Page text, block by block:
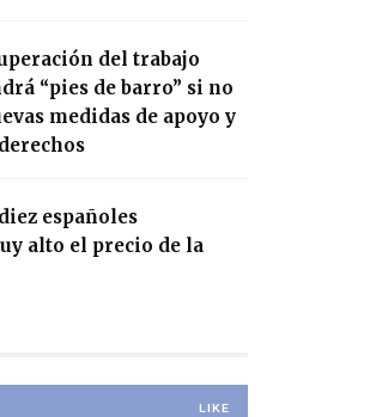
del trabajo
“pies de barro” si no
medidas de apoyo y
españoles
alto el precio de la
LIKE